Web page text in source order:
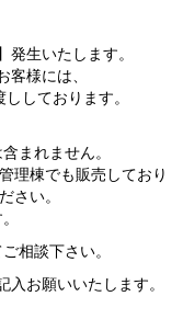
生いたします。
様には、
しております。
まれません。
理棟でも販売しており
さい。
相談下さい。
お願いいたします。